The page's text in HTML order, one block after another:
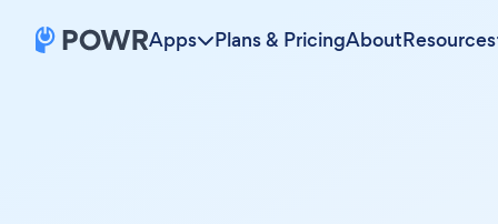
Apps Plans & PricingAboutResources